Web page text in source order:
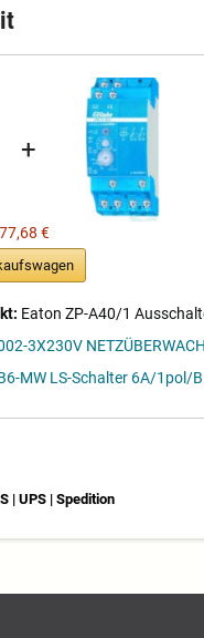
+
77,68 €
Eaton ZP-A40/1
3X230V
MW LS-Schalter 6A/1pol/
| UPS | Spedition